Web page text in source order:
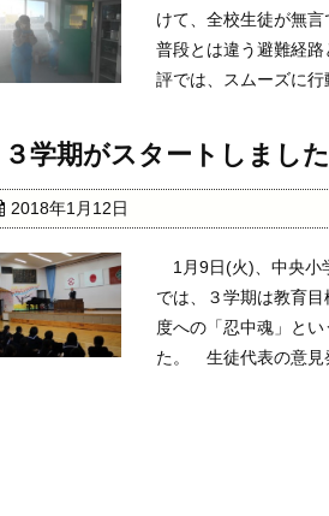
けて、全校生徒が無
普段とは違う避難経
評では、スムーズに行
３学期がスタートしました
2018年1月12日
1月9日(火)、中央小
では、３学期は教育
度への「忍中魂」と
た。 生徒代表の意見